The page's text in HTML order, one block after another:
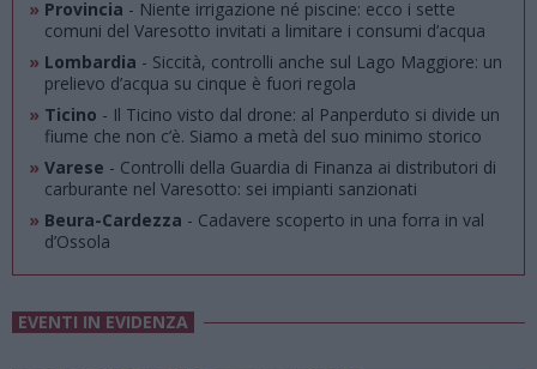
» Provincia - Niente irrigazione né piscine: ecco i sette
comuni del Varesotto invitati a limitare i consumi d’acqua
» Lombardia - Siccità, controlli anche sul Lago Maggiore: un
prelievo d’acqua su cinque è fuori regola
» Ticino - Il Ticino visto dal drone: al Panperduto si divide un
fiume che non c’è. Siamo a metà del suo minimo storico
» Varese - Controlli della Guardia di Finanza ai distributori di
carburante nel Varesotto: sei impianti sanzionati
» Beura-Cardezza - Cadavere scoperto in una forra in val
d’Ossola
EVENTI IN EVIDENZA